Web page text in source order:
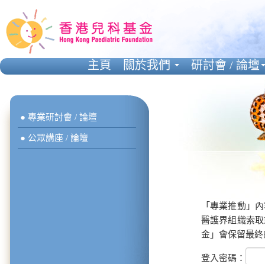
● 專業研討會 / 論壇
● 公眾講座 / 論壇
「專業推動」
醫護界組織索
金」會保留最
登入密碼：
主頁 關於我們 研討會 / 論壇